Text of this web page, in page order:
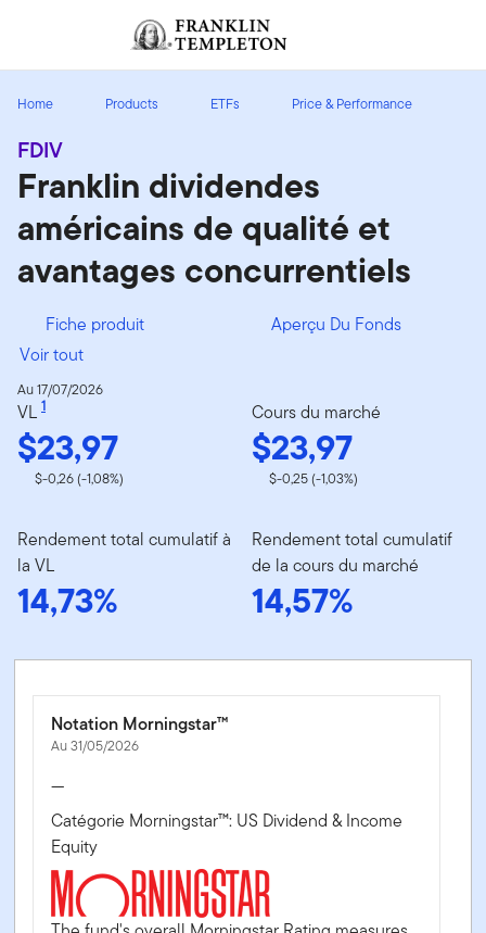
Header menu toggle
Ouverture de session
Home Products ETFs Price & Performance
FDIV
Franklin dividendes
américains de qualité et
avantages concurrentiels
Fiche produit
Aperçu Du Fonds
Voir tout
Au 17/07/2026
VL 1
$23,97
$-0,26 (-1,08%)
Cours du marché
$23,97
$-0,25 (-1,03%)
Rendement total cumulatif à
la VL
14,73%
Rendement total cumulatif
de la cours du marché
14,57%
Notation Morningstar™
Au 31/05/2026
—
Catégorie Morningstar™: US Dividend & Income
Equity